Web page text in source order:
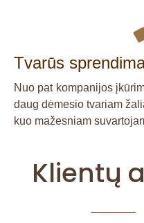
Tvarūs
Nuo pat kompanijos
daug dėmesio tvariam
kuo mažesniam
Klientų